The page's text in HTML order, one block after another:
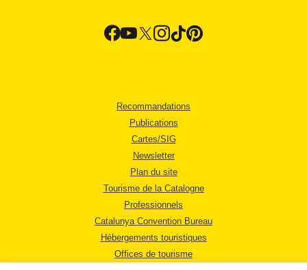
Recommandations
Publications
Cartes/SIG
Newsletter
Plan du site
Tourisme de la Catalogne
Professionnels
Catalunya Convention Bureau
Hébergements touristiques
Offices de tourisme